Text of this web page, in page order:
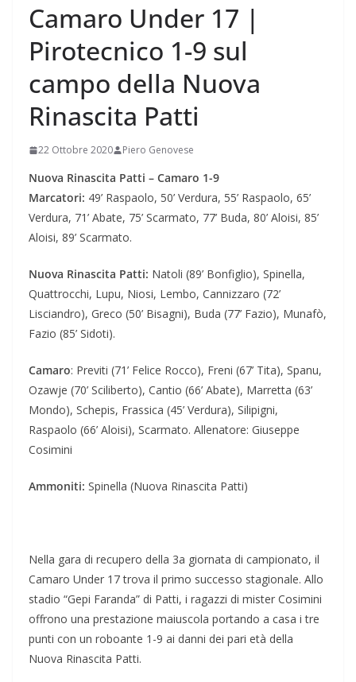
Camaro Under 17 |
Pirotecnico 1-9 sul
campo della Nuova
Rinascita Patti
22 Ottobre 2020 Piero Genovese
Nuova Rinascita Patti – Camaro 1-9
Marcatori: 49’ Raspaolo, 50’ Verdura, 55’ Raspaolo, 65’
Verdura, 71’ Abate, 75’ Scarmato, 77’ Buda, 80’ Aloisi, 85’
Aloisi, 89’ Scarmato.
Nuova Rinascita Patti: Natoli (89’ Bonfiglio), Spinella,
Quattrocchi, Lupu, Niosi, Lembo, Cannizzaro (72’
Lisciandro), Greco (50’ Bisagni), Buda (77’ Fazio), Munafò,
Fazio (85’ Sidoti).
Camaro: Previti (71’ Felice Rocco), Freni (67’ Tita), Spanu,
Ozawje (70’ Sciliberto), Cantio (66’ Abate), Marretta (63’
Mondo), Schepis, Frassica (45’ Verdura), Silipigni,
Raspaolo (66’ Aloisi), Scarmato. Allenatore: Giuseppe
Cosimini
Ammoniti: Spinella (Nuova Rinascita Patti)
Nella gara di recupero della 3a giornata di campionato, il
Camaro Under 17 trova il primo successo stagionale. Allo
stadio “Gepi Faranda” di Patti, i ragazzi di mister Cosimini
offrono una prestazione maiuscola portando a casa i tre
punti con un roboante 1-9 ai danni dei pari età della
Nuova Rinascita Patti.